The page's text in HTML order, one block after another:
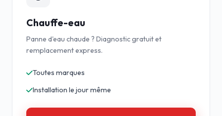
Chauffe-eau
Panne d'eau chaude ? Diagnostic gratuit et
remplacement express.
Toutes marques
Installation le jour même